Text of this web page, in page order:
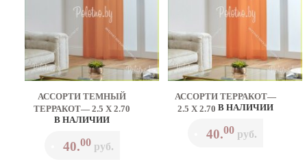
АССОРТИ ТЕМНЫЙ
ТЕРРАКОТ— 2.5 Х 2.70
В НАЛИЧИИ
40.00руб.
АССОРТИ ТЕРРАКОТ—
2.5 Х 2.70 В НАЛИЧИИ
40.00руб.